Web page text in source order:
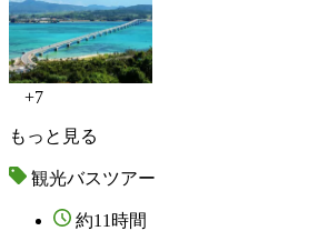
+7
もっと見る
観光バスツアー
約11時間